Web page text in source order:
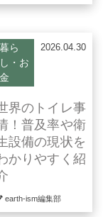
暮ら
し・お
金
2026.04.30
界のトイレ事
！普及率や衛
設備の現状を
かりやすく紹
earth-ism編集部